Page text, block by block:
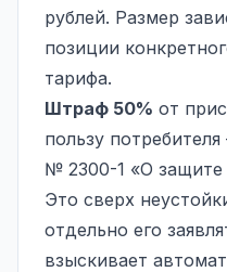
рублей. Размер
позиции
тарифа.
Штраф 50% от
пользу
№ 2300-1 «О защите
Это сверх
отдельно его
взыскивает